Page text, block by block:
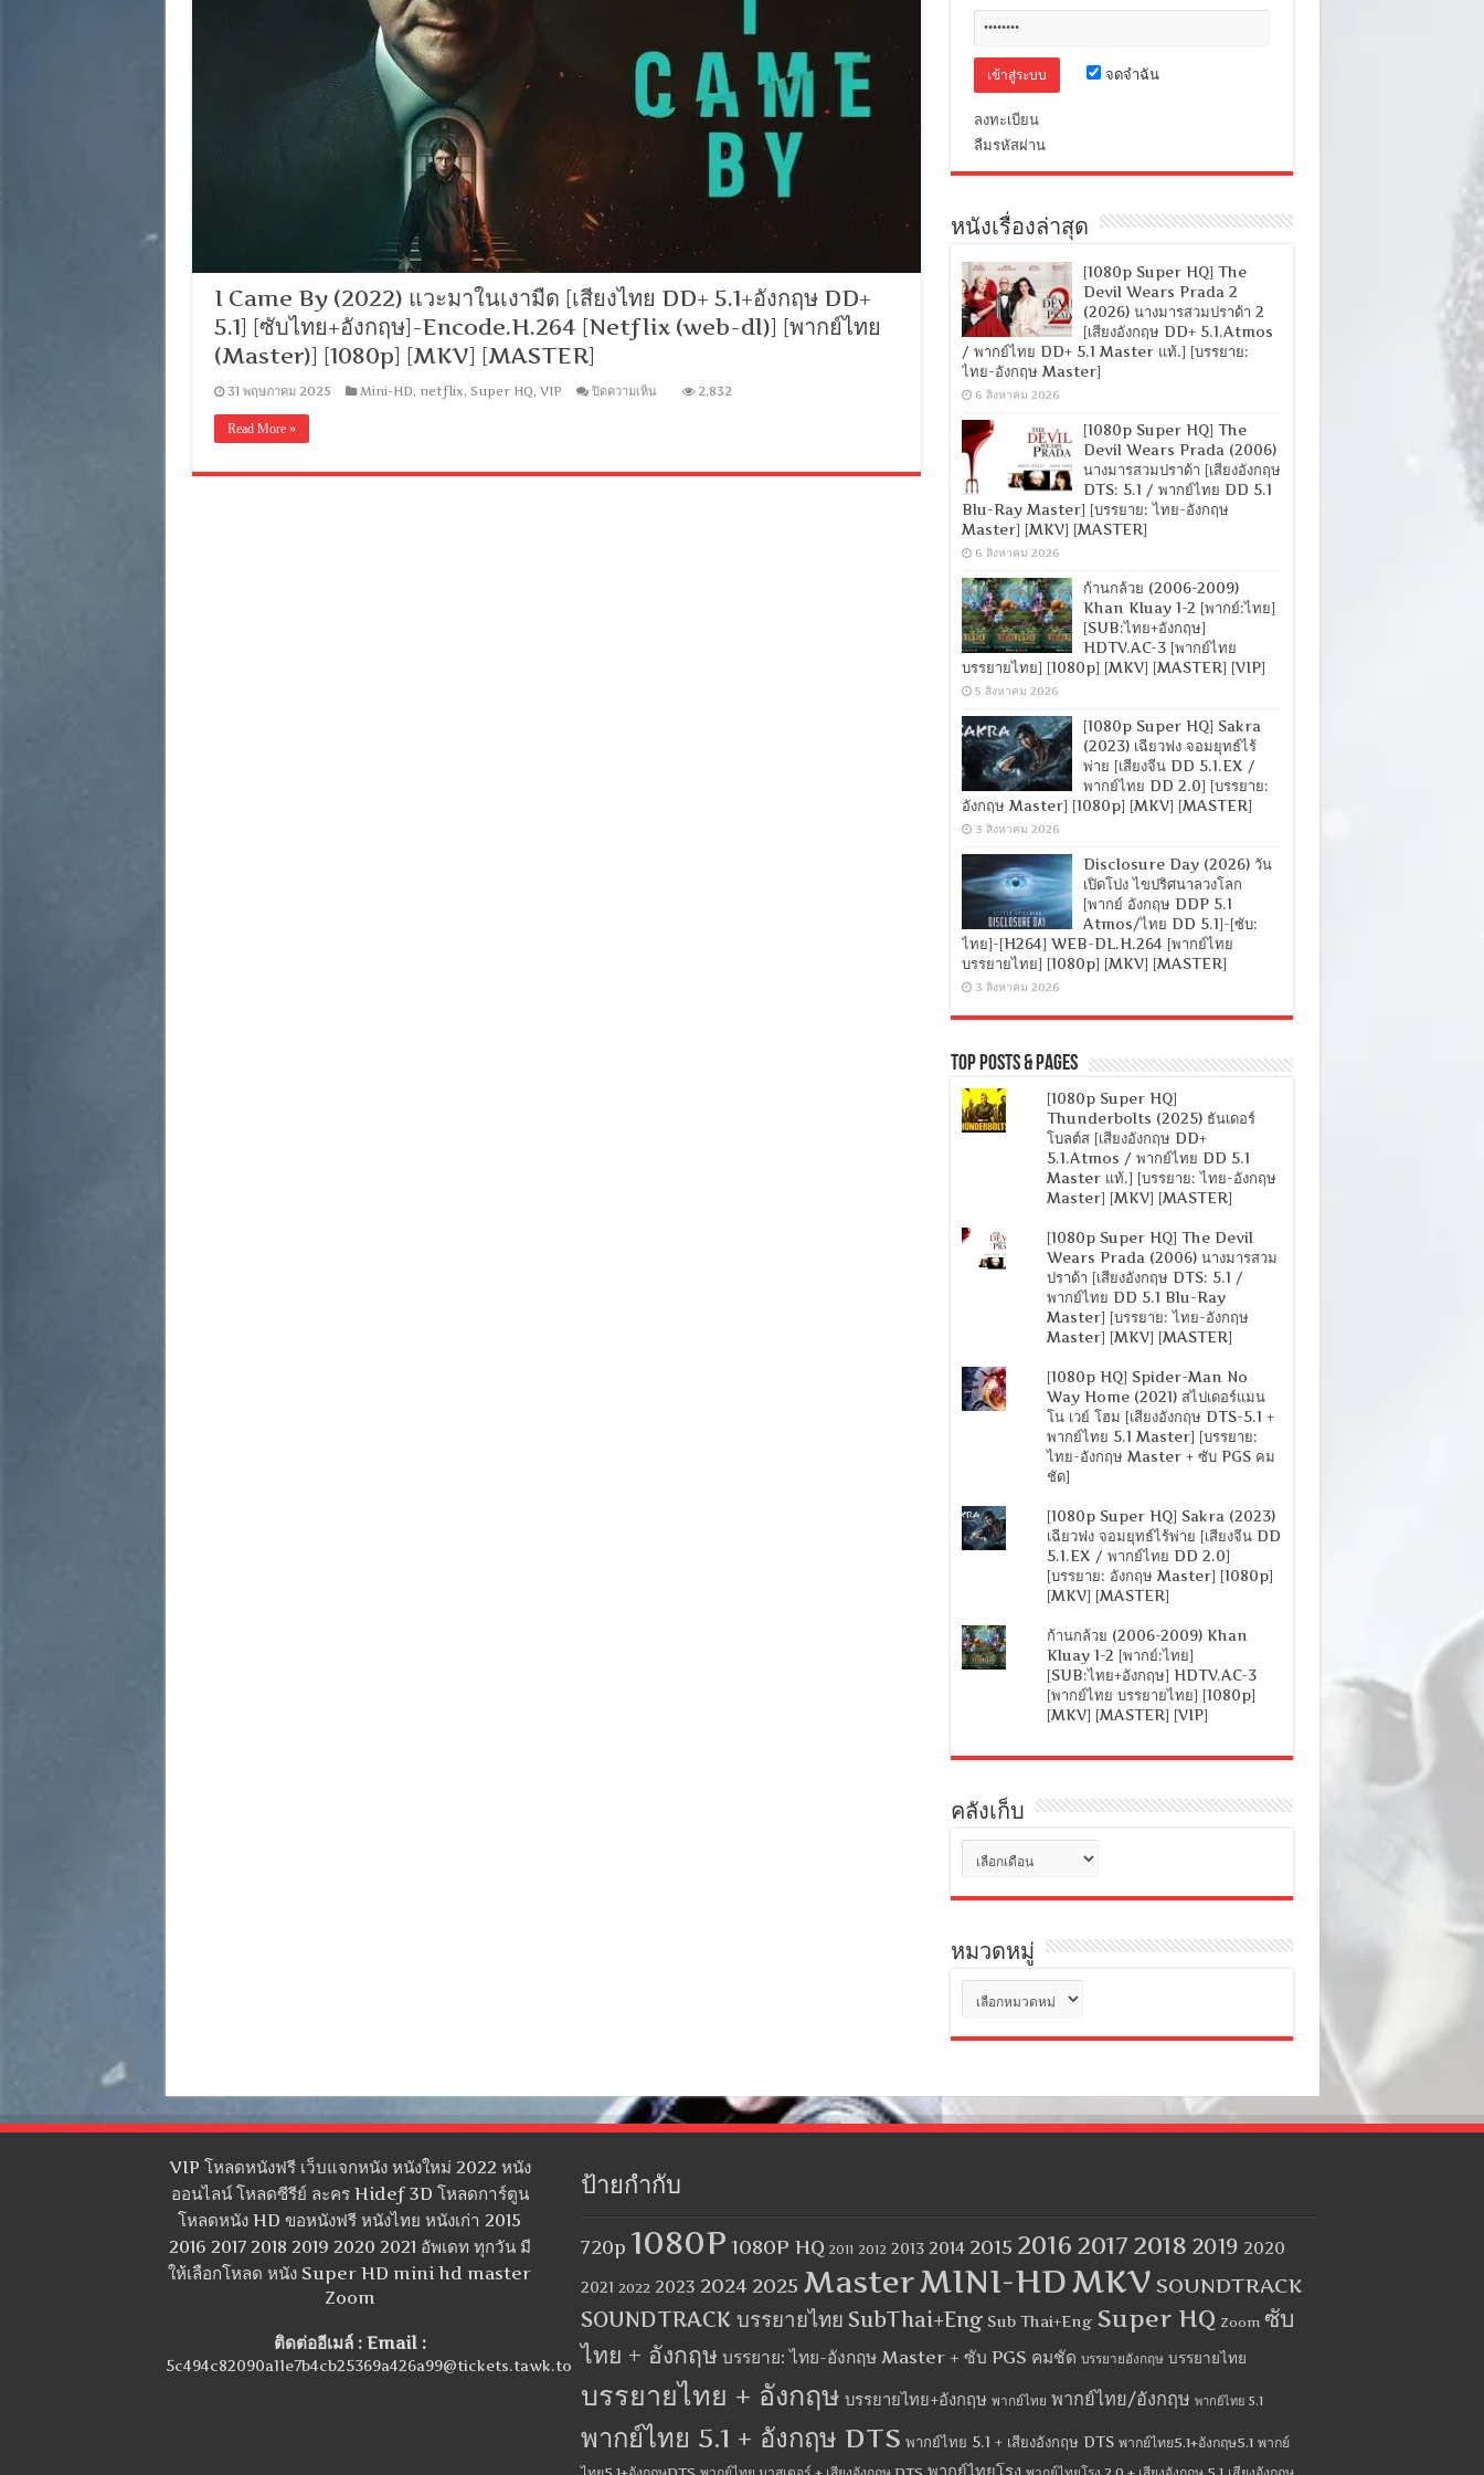
I Came By (2022) แวะมาในเงามืด [เสียงไทย DD+ 5.1+อังกฤษ DD+
5.1] [ซับไทย+อังกฤษ]-Encode.H.264 [Netflix (web-dl)] [พากย์ไทย
(Master)] [1080p] [MKV] [MASTER]
31 พฤษภาคม 2025 Mini-HD, netflix, Super HQ, VIP ปิดความเห็นบน
แวะ
2,832
Read More »
จดจำฉัน
ลงทะเบียน
ลืมรหัสผ่าน
หนังเรื่องล่าสุด
[1080p Super HQ] The
Devil Wears Prada 2
(2026) นางมารสวมปราด้า 2
[เสียงอังกฤษ DD+ 5.1.Atmos
/ พากย์ไทย DD+ 5.1 Master แท้.] [บรรยาย:
ไทย-อังกฤษ Master]
6 สิงหาคม 2026
[1080p Super HQ] The
Devil Wears Prada (2006)
นางมารสวมปราด้า [เสียงอังกฤษ
DTS: 5.1 / พากย์ไทย DD 5.1
Blu-Ray Master] [บรรยาย: ไทย-อังกฤษ
Master] [MKV] [MASTER]
6 สิงหาคม 2026
ก้านกล้วย (2006-2009)
Khan Kluay 1-2 [พากย์:ไทย]
[SUB:ไทย+อังกฤษ]
HDTV.AC-3 [พากย์ไทย
บรรยายไทย] [1080p] [MKV] [MASTER] [VIP]
5 สิงหาคม 2026
[1080p Super HQ] Sakra
(2023) เฉียวฟง จอมยุทธ์ไร้
พ่าย [เสียงจีน DD 5.1.EX /
พากย์ไทย DD 2.0] [บรรยาย:
อังกฤษ Master] [1080p] [MKV] [MASTER]
3 สิงหาคม 2026
Disclosure Day (2026) วัน
เปิดโปง ไขปริศนาลวงโลก
[พากย์ อังกฤษ DDP 5.1
Atmos/ไทย DD 5.1]-[ซับ:
ไทย]-[H264] WEB-DL.H.264 [พากย์ไทย
บรรยายไทย] [1080p] [MKV] [MASTER]
3 สิงหาคม 2026
Top Posts & Pages
[1080p Super HQ]
Thunderbolts (2025) ธันเดอร์
โบลต์ส [เสียงอังกฤษ DD+
5.1.Atmos / พากย์ไทย DD 5.1
Master แท้.] [บรรยาย: ไทย-อังกฤษ
Master] [MKV] [MASTER]
[1080p Super HQ] The Devil
Wears Prada (2006) นางมารสวม
ปราด้า [เสียงอังกฤษ DTS: 5.1 /
พากย์ไทย DD 5.1 Blu-Ray
Master] [บรรยาย: ไทย-อังกฤษ
Master] [MKV] [MASTER]
[1080p HQ] Spider-Man No
Way Home (2021) สไปเดอร์แมน
โน เวย์ โฮม [เสียงอังกฤษ DTS-5.1 +
พากย์ไทย 5.1 Master] [บรรยาย:
ไทย-อังกฤษ Master + ซับ PGS คม
ชัด]
[1080p Super HQ] Sakra (2023)
เฉียวฟง จอมยุทธ์ไร้พ่าย [เสียงจีน DD
5.1.EX / พากย์ไทย DD 2.0]
[บรรยาย: อังกฤษ Master] [1080p]
[MKV] [MASTER]
ก้านกล้วย (2006-2009) Khan
Kluay 1-2 [พากย์:ไทย]
[SUB:ไทย+อังกฤษ] HDTV.AC-3
[พากย์ไทย บรรยายไทย] [1080p]
[MKV] [MASTER] [VIP]
คลังเก็บ
เก็บ
หมวดหมู่
หมู่
VIP โหลดหนังฟรี เว็บแจกหนัง หนังใหม่ 2022 หนัง
ออนไลน์ โหลดซีรีย์ ละคร Hidef 3D โหลดการ์ตูน
โหลดหนัง HD ขอหนังฟรี หนังไทย หนังเก่า 2015
2016 2017 2018 2019 2020 2021 อัพเดท ทุกวัน มี
ให้เลือกโหลด หนัง Super HD mini hd master
Zoom
ติดต่ออีเมล์ : Email :
5c494c82090a11e7b4cb25369a426a99@tickets.tawk.to
ป้ายกำกับ
720p 1080P 1080P HQ 2011 2012 2013 2014 2015 2016 2017 2018 2019 2020
2021 2022 2023 2024 2025 MasterMINI-HDMKV SOUNDTRACK
SOUNDTRACK บรรยายไทย SubThai+Eng Sub Thai+Eng Super HQ Zoom ซับ
ไทย + อังกฤษ บรรยาย: ไทย-อังกฤษ Master + ซับ PGS คมชัด บรรยายอังกฤษ บรรยายไทย
บรรยายไทย + อังกฤษ บรรยายไทย+อังกฤษ พากย์ไทย พากย์ไทย/อังกฤษ พากย์ไทย 5.1
พากย์ไทย 5.1 + อังกฤษ DTS พากย์ไทย 5.1 + เสียงอังกฤษ DTS พากย์ไทย5.1+อังกฤษ5.1 พากย์